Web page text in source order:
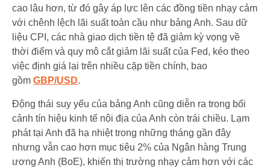
cao lâu hơn, từ đó gây áp lực lên các đồng tiền nhạy cảm
với chênh lệch lãi suất toàn cầu như bảng Anh. Sau dữ
liệu CPI, các nhà giao dịch tiền tệ đã giảm kỳ vọng về
thời điểm và quy mô cắt giảm lãi suất của Fed, kéo theo
việc định giá lại trên nhiều cặp tiền chính, bao
gồm GBP/USD.
Động thái suy yếu của bảng Anh cũng diễn ra trong bối
cảnh tín hiệu kinh tế nội địa của Anh còn trái chiều. Lạm
phát tại Anh đã hạ nhiệt trong những tháng gần đây
nhưng vẫn cao hơn mục tiêu 2% của Ngân hàng Trung
ương Anh (BoE), khiến thị trường nhạy cảm hơn với các